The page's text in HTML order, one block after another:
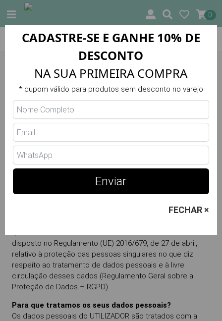
0
10% DE DESCONTO NA PRIMEIRA COMPRA
Política de
privacidade
Política de privacidade
1. INFORMAÇÃO AO UTILIZADOR
TRILHA VERÃO PORTUGAL é a RESPONSÁVEL pelo
disposto no Regulamento (UE) 2016/679, de 27 de abril,
relativo à proteção das pessoas singulares no que diz
respeito ao tratamento de dados pessoais e à livre
circulação desses dados (Regulamento Geral sobre a
Proteção de Dados – RGPD).
Para que tratamos os seus dados pessoais?
Os dados pessoais do UTILIZADOR são tratados com a
CADASTRE-SE E GANHE 10% DE
DESCONTO
NA SUA PRIMEIRA COMPRA
* cupom válido para produtos sem desconto no varejo
Enviar
FECHAR ×